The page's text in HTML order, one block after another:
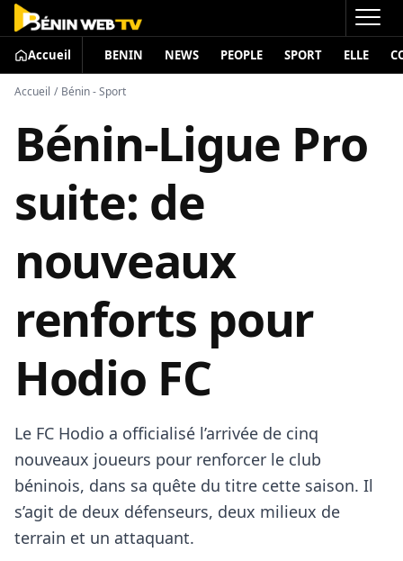
Accueil BENIN NEWS PEOPLE SPORT ELLE
Accueil / Bénin - Sport
Bénin-Ligue Pro
suite: de
nouveaux
renforts pour
Hodio FC
Le FC Hodio a officialisé l’arrivée de cinq
nouveaux joueurs pour renforcer le club
béninois, dans sa quête du titre cette saison. Il
s’agit de deux défenseurs, deux milieux de
terrain et un attaquant.